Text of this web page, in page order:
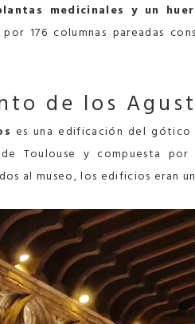
medicinales y un
176 columnas pareadas
de los
es una edificación del
Toulouse y compuesta
al museo, los edificios eran